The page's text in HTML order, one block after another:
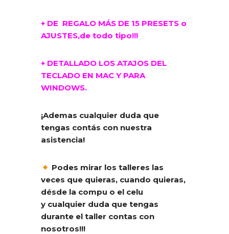
+ DE REGALO MÁS DE 15 PRESETS o
AJUSTES,de todo tipo!!!
+ DETALLADO LOS ATAJOS DEL
TECLADO EN MAC Y PARA
WINDOWS.
¡Ademas cualquier duda que
tengas contás con nuestra
asistencia!
Podes mirar los talleres las
veces que quieras, cuando quieras,
désde la compu o el celu
y cualquier duda que tengas
durante el taller contas con
nosotros!!!